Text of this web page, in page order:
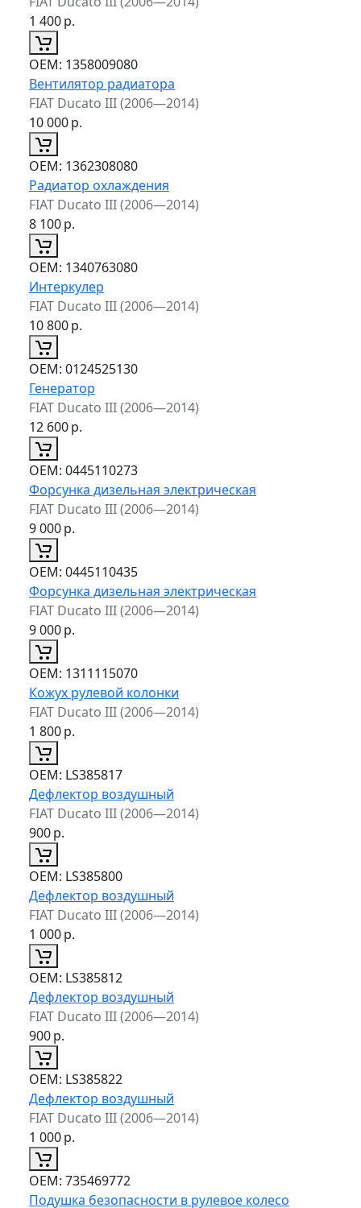
1 400р.
ОЕМ: 1358009080
Вентилятор радиатора
FIAT Ducato III (2006—2014)
10 000р.
ОЕМ: 1362308080
Радиатор охлаждения
FIAT Ducato III (2006—2014)
8 100р.
ОЕМ: 1340763080
Интеркулер
FIAT Ducato III (2006—2014)
10 800р.
ОЕМ: 0124525130
Генератор
FIAT Ducato III (2006—2014)
12 600р.
ОЕМ: 0445110273
Форсунка дизельная электрическая
FIAT Ducato III (2006—2014)
9 000р.
ОЕМ: 0445110435
Форсунка дизельная электрическая
FIAT Ducato III (2006—2014)
9 000р.
ОЕМ: 1311115070
Кожух рулевой колонки
FIAT Ducato III (2006—2014)
1 800р.
ОЕМ: LS385817
Дефлектор воздушный
FIAT Ducato III (2006—2014)
900р.
ОЕМ: LS385800
Дефлектор воздушный
FIAT Ducato III (2006—2014)
1 000р.
ОЕМ: LS385812
Дефлектор воздушный
FIAT Ducato III (2006—2014)
900р.
ОЕМ: LS385822
Дефлектор воздушный
FIAT Ducato III (2006—2014)
1 000р.
ОЕМ: 735469772
Подушка безопасности в рулевое колесо